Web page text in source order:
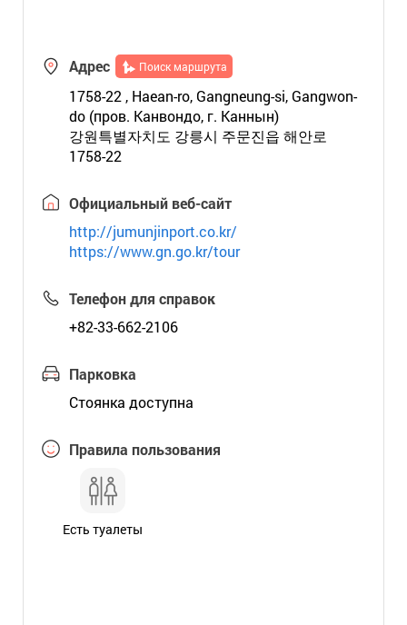
Адрес Поиск маршрута
1758-22 , Haean-ro, Gangneung-si, Gangwon-
do (пров. Канвондо, г. Каннын)
강원특별자치도 강릉시 주문진읍 해안로
1758-22
Официальный веб-сайт
http://jumunjinport.co.kr/
https://www.gn.go.kr/tour
Телефон для справок
+82-33-662-2106
Парковка
Стоянка доступна
Правила пользования
Есть туалеты